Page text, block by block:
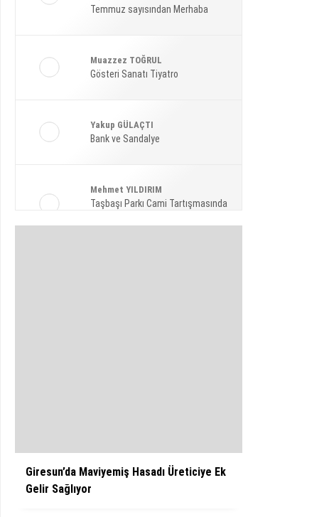
Ekonomi
Temmuz sayısından Merhaba
Muazzez TOĞRUL
Gösteri Sanatı Tiyatro
Yakup GÜLAÇTI
Bank ve Sandalye
Mehmet YILDIRIM
Taşbaşı Parkı Cami Tartışmasında
Giresun’da Maviyemiş Hasadı Üreticiye Ek
Gelir Sağlıyor